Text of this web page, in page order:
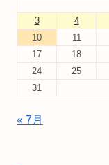
3
4
10
11
17
18
24
25
31
« 7月